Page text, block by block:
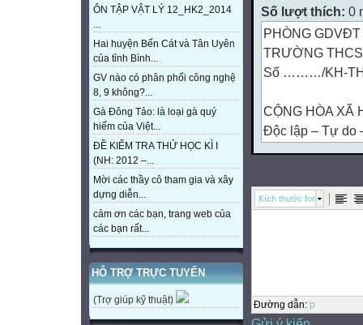
ÔN TẬP VẬT LÝ 12_HK2_2014
...
Hai huyện Bến Cát và Tân Uyên
của tỉnh Bình...
GV nào có phân phối công nghệ
8, 9 không?...
Gà Đông Tảo: là loại gà quý
hiếm của Việt...
ĐỀ KIỂM TRA THỬ HỌC KÌ I
(NH: 2012 –...
Mời các thầy cô tham gia và xây
dựng diễn...
cảm ơn các bạn, trang web của
các bạn rất...
HỖ TRỢ TRỰC TUYẾN
(Trợ giúp kỹ thuật)
Số lượt thích: 0
PHÒNG GDVĐT
TRƯỜNG
Số ………/KH-
CỘNG HÒA XÃ
Độc lập – Tự do
An Bình, ngày
KẾ HOẠCH
CHUYÊN MÔN
thạc sĩ, 61 đại
Kích thước font
Đường dẫn: p